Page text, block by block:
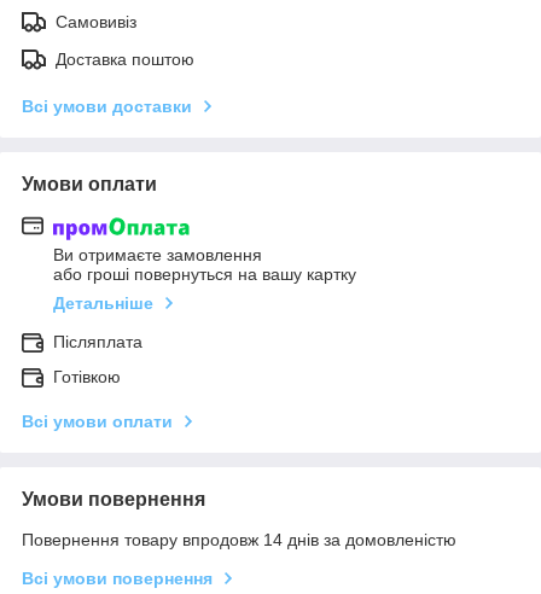
Самовивіз
Доставка поштою
Всі умови доставки
Умови оплати
Ви отримаєте замовлення
або гроші повернуться на вашу картку
Детальніше
Післяплата
Готівкою
Всі умови оплати
Умови повернення
Повернення товару впродовж 14 днів за домовленістю
Всі умови повернення